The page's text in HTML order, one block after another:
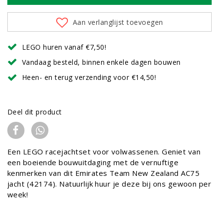
Aan verlanglijst toevoegen
LEGO huren vanaf €7,50!
Vandaag besteld, binnen enkele dagen bouwen
Heen- en terug verzending voor €14,50!
Deel dit product
Een LEGO racejachtset voor volwassenen. Geniet van
een boeiende bouwuitdaging met de vernuftige
kenmerken van dit Emirates Team New Zealand AC75
jacht (42174). Natuurlijk huur je deze bij ons gewoon per
week!